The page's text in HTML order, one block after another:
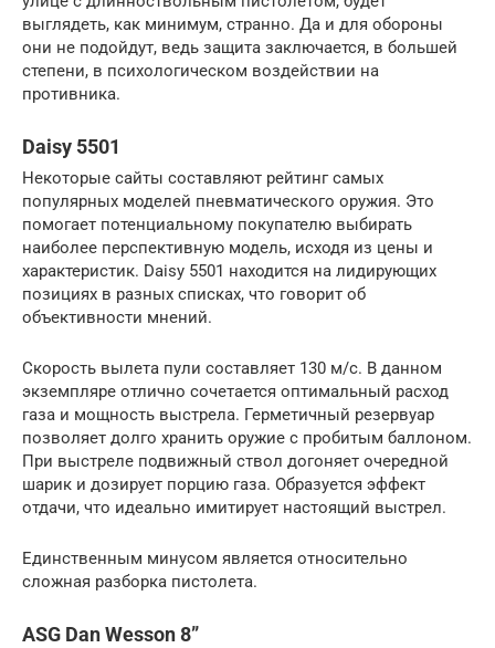
выглядеть, как минимум, странно. Да и для обороны
они не подойдут, ведь защита заключается, в большей
степени, в психологическом воздействии на
противника.
Daisy 5501
Некоторые сайты составляют рейтинг самых
популярных моделей пневматического оружия. Это
помогает потенциальному покупателю выбирать
наиболее перспективную модель, исходя из цены и
характеристик. Daisy 5501 находится на лидирующих
позициях в разных списках, что говорит об
объективности мнений.
Скорость вылета пули составляет 130 м/с. В данном
экземпляре отлично сочетается оптимальный расход
газа и мощность выстрела. Герметичный резервуар
позволяет долго хранить оружие с пробитым баллоном.
При выстреле подвижный ствол догоняет очередной
шарик и дозирует порцию газа. Образуется эффект
отдачи, что идеально имитирует настоящий выстрел.
Единственным минусом является относительно
сложная разборка пистолета.
ASG Dan Wesson 8”